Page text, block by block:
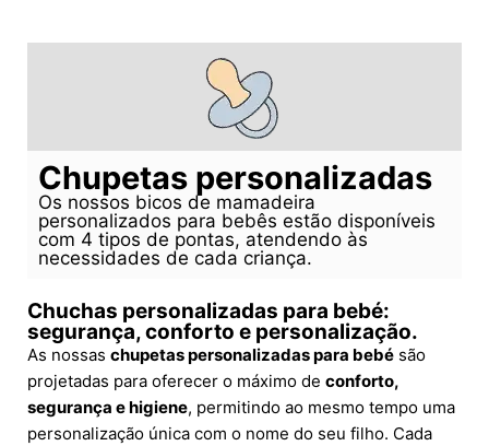
Chupetas personalizadas
Os nossos bicos de mamadeira
personalizados para bebês estão disponíveis
com 4 tipos de pontas, atendendo às
necessidades de cada criança.
Chuchas personalizadas para bebé:
segurança, conforto e personalização.
As nossas chupetas personalizadas para bebé são
projetadas para oferecer o máximo de conforto,
segurança e higiene, permitindo ao mesmo tempo uma
personalização única com o nome do seu filho. Cada